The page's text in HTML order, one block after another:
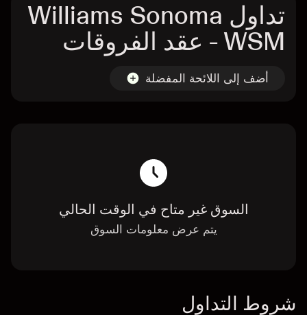
تداول Williams Sonoma
- WSM عقد الفروقات
أضف إلى اللائحة المفضلة
السوق غير متاح في الوقت الحالي
يتم عرض معلومات السوق
شروط التداول